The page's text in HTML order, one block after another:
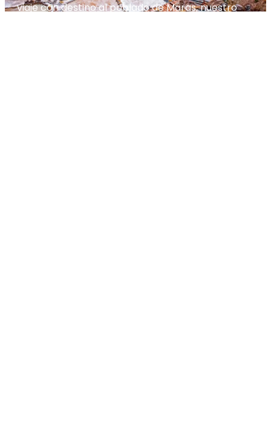
viaje con destino al poblado de Maras, nuestro